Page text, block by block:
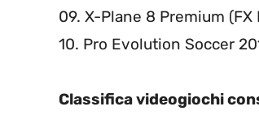
09. X-Plane 8 Premium
10. Pro Evolution Soccer
Classifica videogiochi